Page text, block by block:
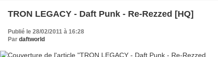
TRON LEGACY - Daft Punk - Re-Rezzed [HQ]
Publié le 28/02/2011 à 16:28
Par daftworld